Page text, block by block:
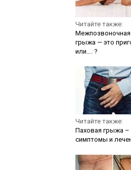
Читайте также:
Межпозвоночная
грыжа — это
или…. ?
Читайте также:
Паховая грыжа –
симптомы и